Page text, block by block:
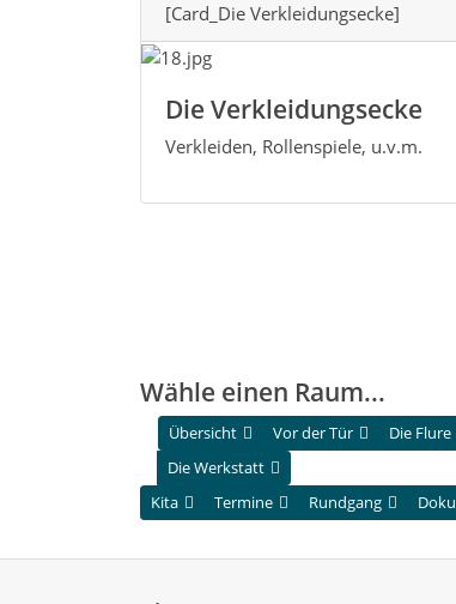
[Card_Die Verkleidungsecke]
Die Verkleidungsecke
Verkleiden, Rollenspiele, u.v.m.
Wähle einen Raum...
Übersicht Vor der Tür Die Flure
Die Werkstatt
Kita
Termine Rundgang Doku